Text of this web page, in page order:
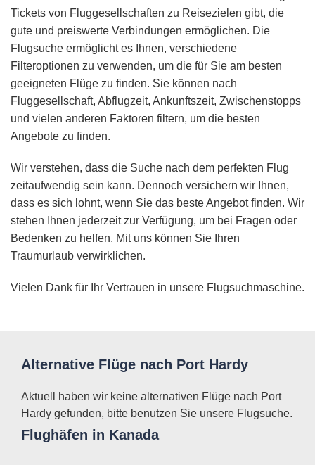
Tickets von Fluggesellschaften zu Reisezielen gibt, die
gute und preiswerte Verbindungen ermöglichen. Die
Flugsuche ermöglicht es Ihnen, verschiedene
Filteroptionen zu verwenden, um die für Sie am besten
geeigneten Flüge zu finden. Sie können nach
Fluggesellschaft, Abflugzeit, Ankunftszeit, Zwischenstopps
und vielen anderen Faktoren filtern, um die besten
Angebote zu finden.
Wir verstehen, dass die Suche nach dem perfekten Flug
zeitaufwendig sein kann. Dennoch versichern wir Ihnen,
dass es sich lohnt, wenn Sie das beste Angebot finden. Wir
stehen Ihnen jederzeit zur Verfügung, um bei Fragen oder
Bedenken zu helfen. Mit uns können Sie Ihren
Traumurlaub verwirklichen.
Vielen Dank für Ihr Vertrauen in unsere Flugsuchmaschine.
Alternative Flüge nach Port Hardy
Aktuell haben wir keine alternativen Flüge nach Port
Hardy gefunden, bitte benutzen Sie unsere Flugsuche.
Flughäfen in Kanada